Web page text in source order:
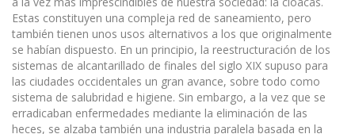
Estas constituyen una compleja red de saneamiento, pero
también tienen unos usos alternativos a los que originalmente
se habían dispuesto. En un principio, la reestructuración de los
sistemas de alcantarillado de finales del siglo XIX supuso para
las ciudades occidentales un gran avance, sobre todo como
sistema de salubridad e higiene. Sin embargo, a la vez que se
erradicaban enfermedades mediante la eliminación de las
heces, se alzaba también una industria paralela basada en la